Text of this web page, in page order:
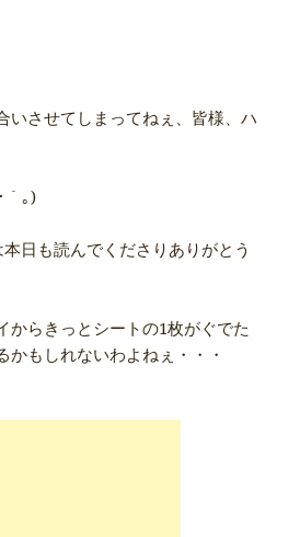
いさせてしまってねぇ、皆様、ハ
｀｡)
日も読んでくださりありがとう
からきっとシートの1枚がぐでた
かもしれないわよねぇ・・・